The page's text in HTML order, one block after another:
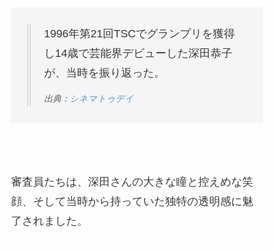
1996年第21回TSCでグランプリを獲得
し14歳で芸能界デビューした深田恭子
が、当時を振り返った。
出典： シネマトゥデイ
審査員たちは、深田さんの大きな瞳と控えめな笑
顔、そして当時から持っていた独特の透明感に魅
了されました。